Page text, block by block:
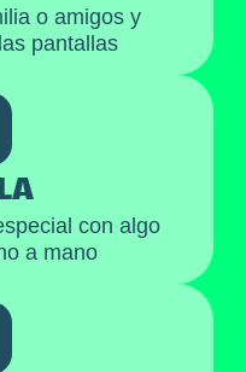
o amigos y
pantallas
con algo
a mano